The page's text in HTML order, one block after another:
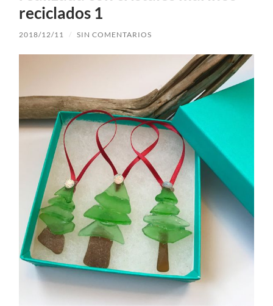
reciclados 1
2018/12/11 / SIN COMENTARIOS